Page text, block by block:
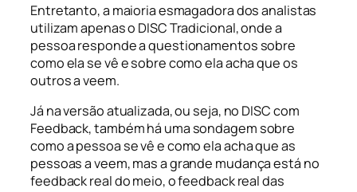
Entretanto, a maioria esmagadora dos analistas
utilizam apenas o DISC Tradicional, onde a
pessoa responde a questionamentos sobre
como ela se vê e sobre como ela acha que os
outros a veem.
Já na versão atualizada, ou seja, no DISC com
Feedback, também há uma sondagem sobre
como a pessoa se vê e como ela acha que as
pessoas a veem, mas a grande mudança está no
feedback real do meio, o feedback real das